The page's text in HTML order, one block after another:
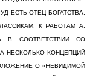
ЕСТЬ ОТЕЦ БОГАТСТВА,
К РАБОТАМ А.
В СООТВЕТСТВИИ СО
НЕСКОЛЬКО КОНЦЕПЦИЙ
О «НЕВИДИМОЙ